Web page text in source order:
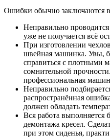
Ошибки обычно заключаются
Неправильно
уже не получается всё
При изготовлении
швейная машинка. Увы,
справиться с плотными
сомнительной
профессиональная
Неправильно
распространённая
должен обладать
Вся работа выполняется
демонтажа кресел.
при этом сиденья,